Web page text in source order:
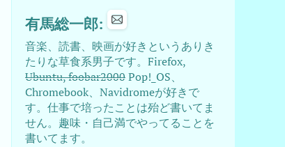
有馬総一郎:
音楽、読書、映画が好きというありき
たりな草食系男子です。Firefox,
Ubuntu, foobar2000Pop!_OS、
Chromebook、Navidromeが好きで
す。仕事で培ったことは殆ど書いてま
せん。趣味・自己満でやってることを
書いてます。